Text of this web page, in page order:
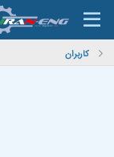
کاربران